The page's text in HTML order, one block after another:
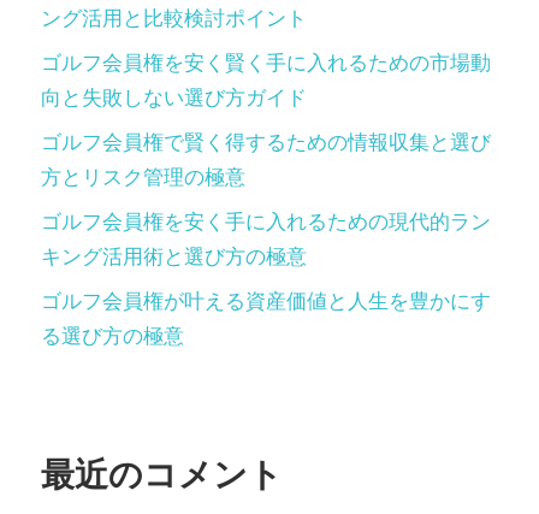
ング活用と比較検討ポイント
ゴルフ会員権を安く賢く手に入れるための市場動
向と失敗しない選び方ガイド
ゴルフ会員権で賢く得するための情報収集と選び
方とリスク管理の極意
ゴルフ会員権を安く手に入れるための現代的ラン
キング活用術と選び方の極意
ゴルフ会員権が叶える資産価値と人生を豊かにす
る選び方の極意
最近のコメント